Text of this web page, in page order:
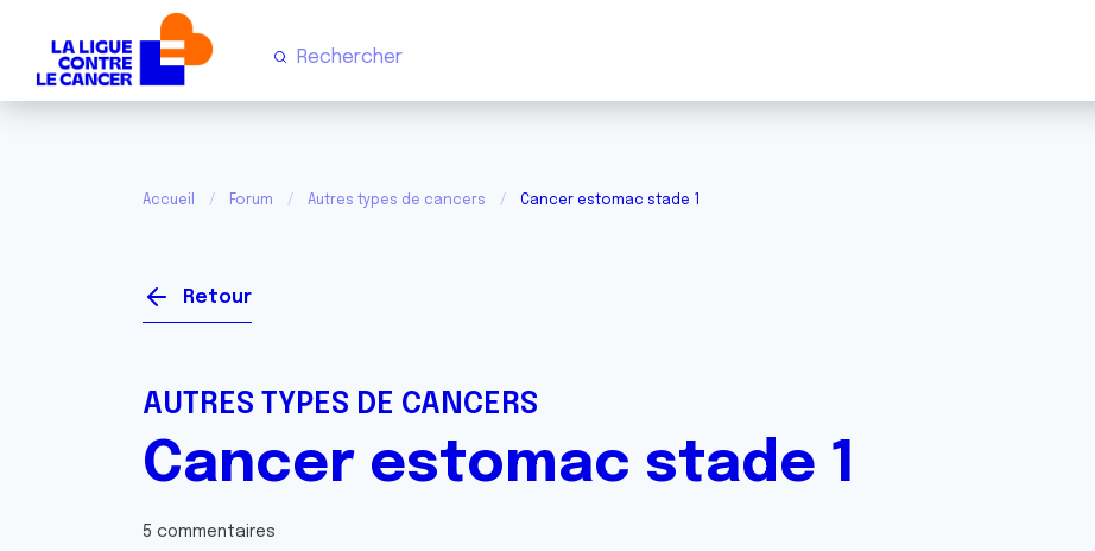
Accueil Forum Autres types de cancers Cancer estomac stade 1
Retour
AUTRES TYPES DE CANCERS
Cancer estomac stade 1
5 commentaires